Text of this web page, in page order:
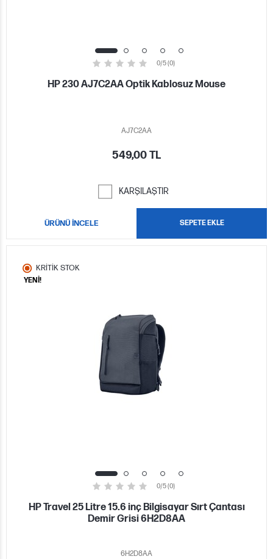
0/5 (0)
HP 230 AJ7C2AA Optik Kablosuz Mouse
AJ7C2AA
549,00 TL
KARŞILAŞTIR
ÜRÜNÜ İNCELE SEPETE EKLE
KRİTİK STOK
YENİ!
0/5 (0)
HP Travel 25 Litre 15.6 inç Bilgisayar Sırt Çantası
Demir Grisi 6H2D8AA
6H2D8AA